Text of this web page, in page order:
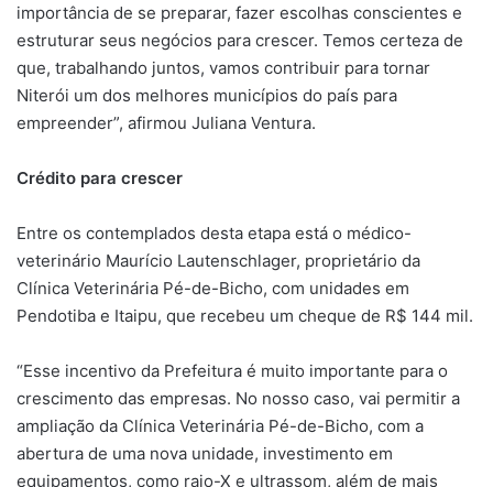
importância de se preparar, fazer escolhas conscientes e
estruturar seus negócios para crescer. Temos certeza de
que, trabalhando juntos, vamos contribuir para tornar
Niterói um dos melhores municípios do país para
empreender”, afirmou Juliana Ventura.
Crédito para crescer
Entre os contemplados desta etapa está o médico-
veterinário Maurício Lautenschlager, proprietário da
Clínica Veterinária Pé-de-Bicho, com unidades em
Pendotiba e Itaipu, que recebeu um cheque de R$ 144 mil.
“Esse incentivo da Prefeitura é muito importante para o
crescimento das empresas. No nosso caso, vai permitir a
ampliação da Clínica Veterinária Pé-de-Bicho, com a
abertura de uma nova unidade, investimento em
equipamentos, como raio-X e ultrassom, além de mais